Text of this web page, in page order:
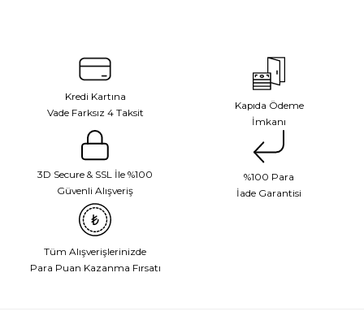
Kredi Kartına
Vade Farksız 4 Taksit
Kapıda Ödeme
İmkanı
3D Secure & SSL İle %100
Güvenli Alışveriş
%100 Para
İade Garantisi
Tüm Alışverişlerinizde
Para Puan Kazanma Fırsatı